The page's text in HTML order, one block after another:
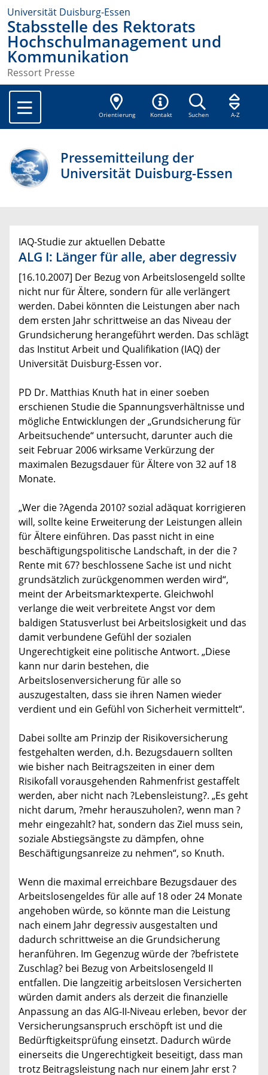
Universität Duisburg-Essen
Stabsstelle des Rektorats
Hochschulmanagement und
Kommunikation
Ressort Presse
Orientierung Kontakt Suchen A-Z
Pressemitteilung der
Universität Duisburg-Essen
IAQ-Studie zur aktuellen Debatte
ALG I: Länger für alle, aber degressiv
[16.10.2007] Der Bezug von Arbeitslosengeld sollte
nicht nur für Ältere, sondern für alle verlängert
werden. Dabei könnten die Leistungen aber nach
dem ersten Jahr schrittweise an das Niveau der
Grundsicherung herangeführt werden. Das schlägt
das Institut Arbeit und Qualifikation (IAQ) der
Universität Duisburg-Essen vor.
PD Dr. Matthias Knuth hat in einer soeben
erschienen Studie die Spannungsverhältnisse und
mögliche Entwicklungen der „Grundsicherung für
Arbeitsuchende“ untersucht, darunter auch die
seit Februar 2006 wirksame Verkürzung der
maximalen Bezugsdauer für Ältere von 32 auf 18
Monate.
„Wer die ?Agenda 2010? sozial adäquat korrigieren
will, sollte keine Erweiterung der Leistungen allein
für Ältere einführen. Das passt nicht in eine
beschäftigungspolitische Landschaft, in der die ?
Rente mit 67? beschlossene Sache ist und nicht
grundsätzlich zurückgenommen werden wird“,
meint der Arbeitsmarktexperte. Gleichwohl
verlange die weit verbreitete Angst vor dem
baldigen Statusverlust bei Arbeitslosigkeit und das
damit verbundene Gefühl der sozialen
Ungerechtigkeit eine politische Antwort. „Diese
kann nur darin bestehen, die
Arbeitslosenversicherung für alle so
auszugestalten, dass sie ihren Namen wieder
verdient und ein Gefühl von Sicherheit vermittelt“.
Dabei sollte am Prinzip der Risikoversicherung
festgehalten werden, d.h. Bezugsdauern sollten
wie bisher nach Beitragszeiten in einer dem
Risikofall vorausgehenden Rahmenfrist gestaffelt
werden, aber nicht nach ?Lebensleistung?. „Es geht
nicht darum, ?mehr herauszuholen?, wenn man ?
mehr eingezahlt? hat, sondern das Ziel muss sein,
soziale Abstiegsängste zu dämpfen, ohne
Beschäftigungsanreize zu nehmen“, so Knuth.
Wenn die maximal erreichbare Bezugsdauer des
Arbeitslosengeldes für alle auf 18 oder 24 Monate
angehoben würde, so könnte man die Leistung
nach einem Jahr degressiv ausgestalten und
dadurch schrittweise an die Grundsicherung
heranführen. Im Gegenzug würde der ?befristete
Zuschlag? bei Bezug von Arbeitslosengeld II
entfallen. Die langzeitig arbeitslosen Versicherten
würden damit anders als derzeit die finanzielle
Anpassung an das AlG-II-Niveau erleben, bevor der
Versicherungsanspruch erschöpft ist und die
Bedürftigkeitsprüfung einsetzt. Dadurch würde
einerseits die Ungerechtigkeit beseitigt, dass man
trotz Beitragsleistung nach nur einem Jahr erst ?